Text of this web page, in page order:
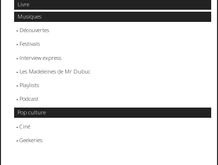
Livre
Musiques
Découvertes
Festivals
Interview express
Les Madeleines de Mr Dubuc
Playlists
Podcast
Pop culture
Ciné
Geekeries